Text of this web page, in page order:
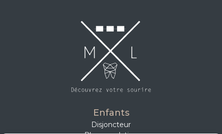
Enfants
Disjoncteur